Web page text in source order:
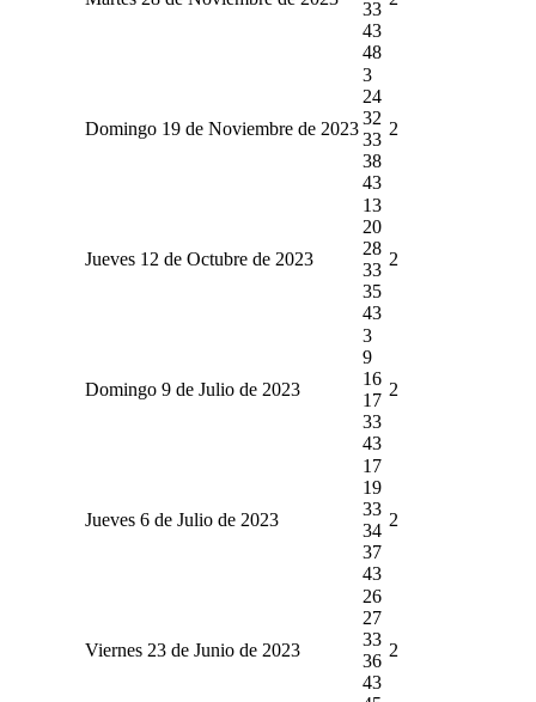
33
43
48
Domingo 19 de Noviembre de 2023
3
24
32
33
38
43
2
Jueves 12 de Octubre de 2023
13
20
28
33
35
43
2
Domingo 9 de Julio de 2023
3
9
16
17
33
43
2
Jueves 6 de Julio de 2023
17
19
33
34
37
43
2
Viernes 23 de Junio de 2023
26
27
33
36
43
2